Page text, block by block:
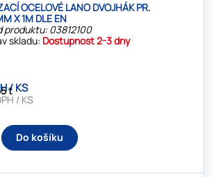
OCELOVÉ LANO DVOJHÁK PR.
X 1M DLE EN
produktu: 03812100
skladu: Dostupnost 2-3 dny
t
/ KS
/ KS
Do košíku